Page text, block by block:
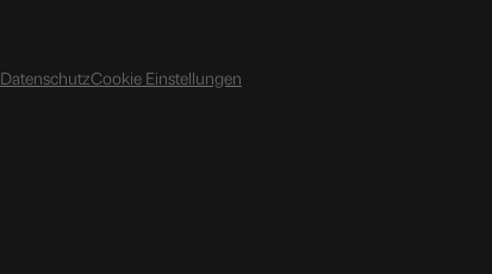
DatenschutzCookie Einstellungen